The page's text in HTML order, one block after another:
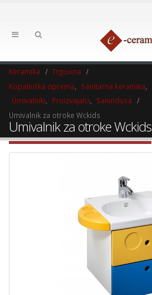
Keramika
Trgovina
Kopalniška oprema
Sanitarna keramika
Umivalniki
Proizvajalci
Sanindusa
Umivalnik za otroke Wckids
Umivalnik za otroke Wckids